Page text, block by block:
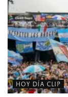
HOY DÍA CLIP